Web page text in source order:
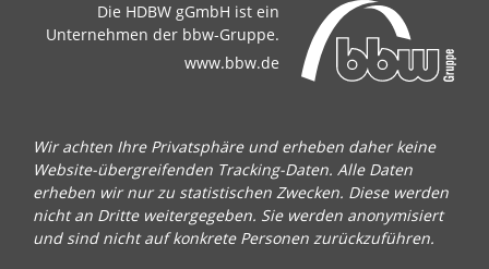
Die HDBW gGmbH ist ein
Unternehmen der bbw-Gruppe.
www.bbw.de
Wir achten Ihre Privatsphäre und erheben daher keine
Website-übergreifenden Tracking-Daten. Alle Daten
erheben wir nur zu statistischen Zwecken. Diese werden
nicht an Dritte weitergegeben. Sie werden anonymisiert
und sind nicht auf konkrete Personen zurückzuführen.